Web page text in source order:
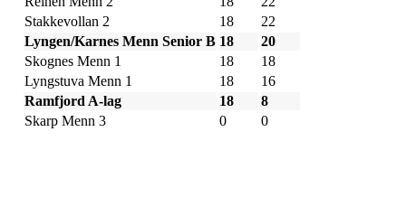
Stakkevollan 2
18
22
Lyngen/Karnes Menn Senior B 18
20
Skognes Menn 1
18
18
Lyngstuva Menn 1
18
16
Ramfjord A-lag
18
8
Skarp Menn 3
0 0